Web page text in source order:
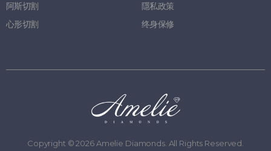
阿斯切割
心形切割
隱私政策
终身保修
Copyright ©2026Amelie Diamonds. All Rights Reserved.